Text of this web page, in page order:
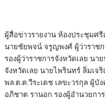
ผู้สื่อข่าวรายงาน ห้องประชุมศ
นายชัยพจน์ จรูญพงศ์ ผู้ว่ารา
รองผู้ว่าราชการจังหวัดเลย นา
จังหวัดเลย นายไพรินทร์ ลิ่มเจ
พล.ต.ต.วีระเดช เลขะวรกุล ผู้บั
อภิชาต รานอก รองผู้อำนวยกา